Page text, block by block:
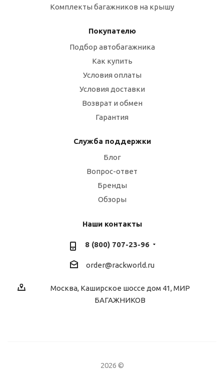
Комплекты багажников на крышу
Покупателю
Подбор автобагажника
Как купить
Условия оплаты
Условия доставки
Возврат и обмен
Гарантия
Служба поддержки
Блог
Вопрос-ответ
Бренды
Обзоры
Наши контакты
8 (800) 707-23-96
order@rackworld.ru
Москва, Каширское шоссе дом 41, МИР
БАГАЖНИКОВ
2026 ©